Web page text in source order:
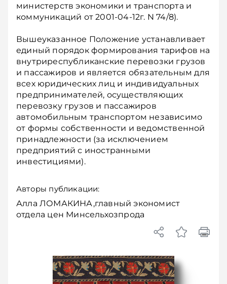
министерств экономики и транспорта и
коммуникаций от 2001-04-12г. N 74/8).
Вышеуказанное Положение устанавливает
единый порядок формирования тарифов на
внутриреспубликанские перевозки грузов
и пассажиров и является обязательным для
всех юридических лиц и индивидуальных
предпринимателей, осуществляющих
перевозку грузов и пассажиров
автомобильным транспортом независимо
от формы собственности и ведомственной
принадлежности (за исключением
предприятий с иностранными
инвестициями).
Авторы публикации:
Алла ЛОМАКИНА,главный экономист
отдела цен Минсельхозпрода